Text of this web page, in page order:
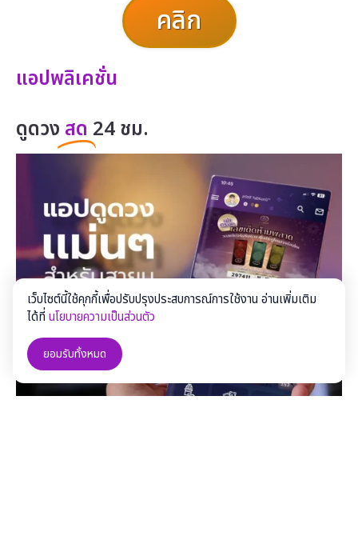
คลิก
แอปพลิเคชั่น
ดูดวง สด 24 ชม.
เว็บไซต์นี้ใช้คุกกี้เพื่อปรับปรุงประสบการณ์การใช้งาน อ่านเพิ่มเติม
ได้ที่นโยบายความเป็นส่วนตัว
ยอมรับทั้งหมด